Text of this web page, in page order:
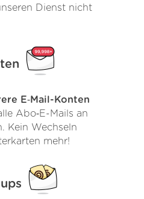
Dienst nicht
E‑Mail-Konten
Abo‑E-Mails an
Kein Wechseln
mehr!